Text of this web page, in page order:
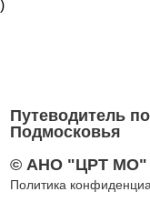
Путеводитель
Подмосковья
© АНО "ЦРТ МО"
Политика